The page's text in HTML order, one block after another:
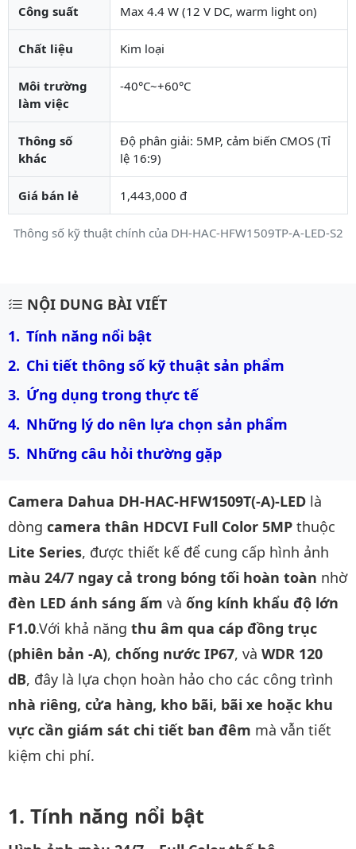
Thông số kỹ thuật chính của DH-HAC-HFW1509TP-A-LED-S2
Công suất Max 4.4 W (12 V DC, warm light on)
Chất liệu Kim loại
Môi trường
làm việc
-40°C~+60°C
Thông số
khác
Độ phân giải: 5MP, cảm biến CMOS (Tỉ
lệ 16:9)
Giá bán lẻ 1,443,000 đ
Mô tả chi tiết sản phẩm
NỘI DUNG BÀI VIẾT
Tính năng nổi bật
Chi tiết thông số kỹ thuật sản phẩm
Ứng dụng trong thực tế
Những lý do nên lựa chọn sản phẩm
Những câu hỏi thường gặp
Camera Dahua DH-HAC-HFW1509T(-A)-LED là
dòng camera thân HDCVI Full Color 5MP thuộc
Lite Series, được thiết kế để cung cấp hình ảnh
màu 24/7 ngay cả trong bóng tối hoàn toàn nhờ
đèn LED ánh sáng ấm và ống kính khẩu độ lớn
F1.0.Với khả năng thu âm qua cáp đồng trục
(phiên bản -A), chống nước IP67, và WDR 120
dB, đây là lựa chọn hoàn hảo cho các công trình
nhà riêng, cửa hàng, kho bãi, bãi xe hoặc khu
vực cần giám sát chi tiết ban đêm mà vẫn tiết
kiệm chi phí.
Tính năng nổi bật